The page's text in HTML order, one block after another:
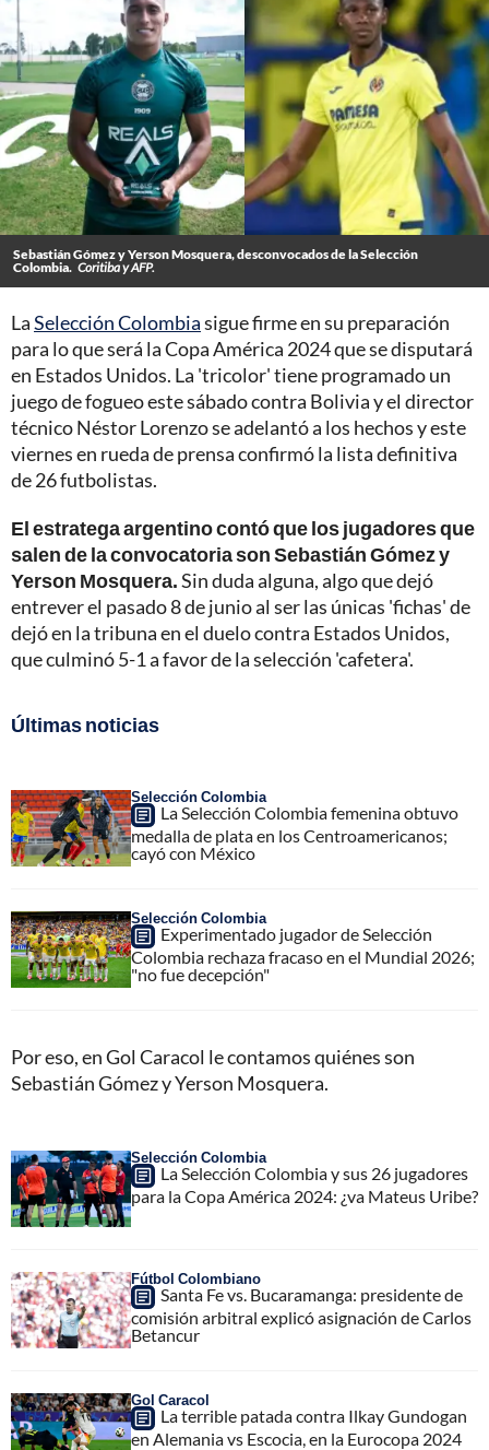
Sebastián Gómez y Yerson Mosquera, desconvocados de la Selección
Colombia. Coritiba y AFP.
LaSelección Colombiasigue firme en su preparación
para lo que será la Copa América 2024 que se disputará
en Estados Unidos. La 'tricolor' tiene programado un
juego de fogueo este sábado contra Bolivia y el director
técnico Néstor Lorenzo se adelantó a los hechos y este
viernes en rueda de prensa confirmó la lista definitiva
de 26 futbolistas.
El estratega argentino contó que los jugadores que
salen de la convocatoria son Sebastián Gómez y
Yerson Mosquera.Sin duda alguna, algo que dejó
entrever el pasado 8 de junio al ser las únicas 'fichas' de
dejó en la tribuna en el duelo contra Estados Unidos,
que culminó 5-1 a favor de la selección 'cafetera'.
Últimas noticias
Selección Colombia
La Selección Colombia femenina obtuvo
medalla de plata en los Centroamericanos;
cayó con México
Selección Colombia
Experimentado jugador de Selección
Colombia rechaza fracaso en el Mundial 2026;
"no fue decepción"
Por eso, en Gol Caracol le contamos quiénes son
Sebastián Gómez y Yerson Mosquera.
Selección Colombia
La Selección Colombia y sus 26 jugadores
para la Copa América 2024: ¿va Mateus Uribe?
Fútbol Colombiano
Santa Fe vs. Bucaramanga: presidente de
comisión arbitral explicó asignación de Carlos
Betancur
Gol Caracol
La terrible patada contra Ilkay Gundogan
en Alemania vs Escocia, en la Eurocopa 2024